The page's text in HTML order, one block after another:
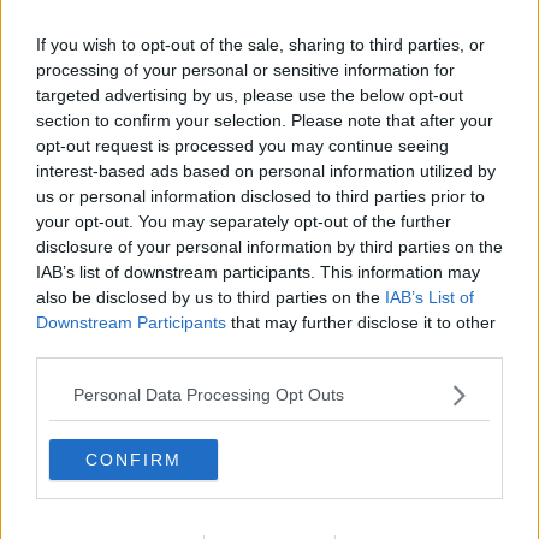
If you wish to opt-out of the sale, sharing to third parties, or
processing of your personal or sensitive information for
targeted advertising by us, please use the below opt-out
section to confirm your selection. Please note that after your
opt-out request is processed you may continue seeing
interest-based ads based on personal information utilized by
us or personal information disclosed to third parties prior to
your opt-out. You may separately opt-out of the further
disclosure of your personal information by third parties on the
IAB’s list of downstream participants. This information may
also be disclosed by us to third parties on the IAB’s List of
Downstream Participants that may further disclose it to other
Personal Data Processing Opt Outs
CONFIRM
che sento dentro, è più una malattia che non ci riesco, che non
capisco proprio… ma dimmi una bugia, che cosa conta se tu sei
solo mia, il resto è una follia come un fantasma, il resto è colpa
mia, colpa mia, e basta ma non andare via, stammi vicino stammi
molto vicino e non andare via neanche con lo sguardo quando mi
siedi accanto…” pochi ne rimangono indifferenti.
Maria Caruso
Se vuoi leggere le notizie principali della Toscana iscriviti alla
Newsletter QUInews - ToscanaMedia.Arriva gratis tutti i giorni
alle 20:00 direttamente nella tua casella di posta.
Basta cliccareQUI
Ti potrebbe interessare anche: